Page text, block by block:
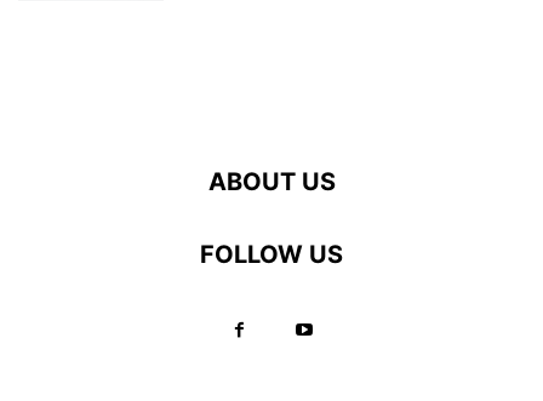
ABOUT US
FOLLOW US